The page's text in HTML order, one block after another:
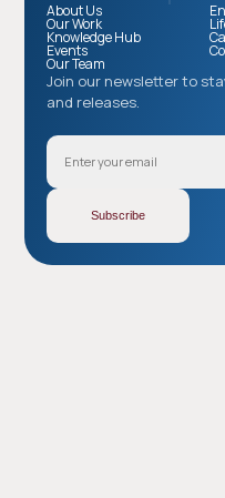
Join our newsletter to
and releases.
About Us
Our Work
Knowledge Hub
Events
Our Team